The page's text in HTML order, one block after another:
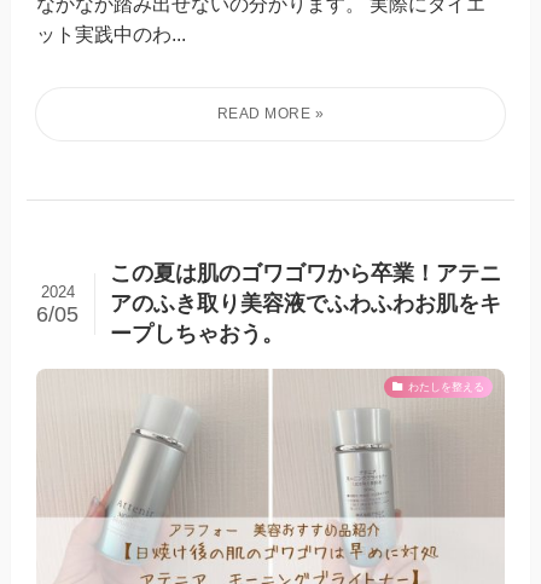
ット実践中のわ...
この夏は肌のゴワゴワから卒業！アテニ
アのふき取り美容液でふわふわお肌をキ
ープしちゃおう。
2024
6/05
わたしを整える